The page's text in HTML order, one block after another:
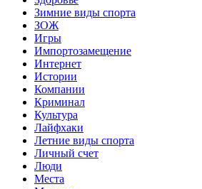
Зимние виды спорта
ЗОЖ
Игры
Импортозамещение
Интернет
Истории
Компании
Криминал
Культура
Лайфхаки
Летние виды спорта
Личный счет
Люди
Места